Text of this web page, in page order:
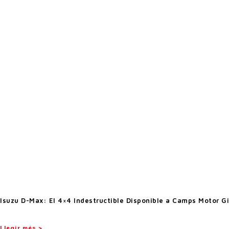
Isuzu D-Max: El 4×4 Indestructible Disponible a Camps Motor